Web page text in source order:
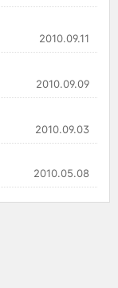
2010.09.11
2010.09.09
2010.09.03
2010.05.08